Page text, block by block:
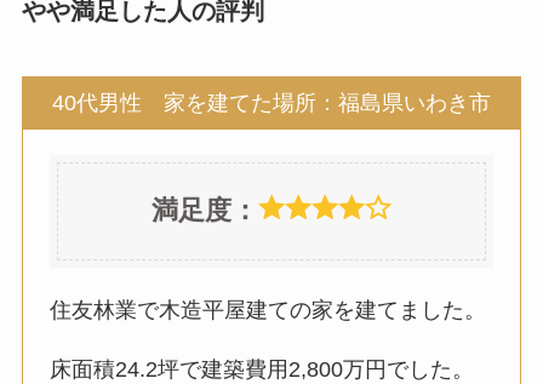
やや満足した人の評判
40代男性 家を建てた場所：福島県いわき市
満足度：
住友林業で木造平屋建ての家を建てました。
床面積24.2坪で建築費用2,800万円でした。